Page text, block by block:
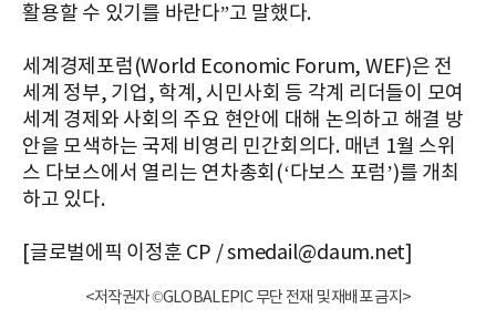
활용할 수 있기를 바란다”고 말했다.
세계경제포럼(World Economic Forum, WEF)은 전
세계 정부, 기업, 학계, 시민사회 등 각계 리더들이 모여
세계 경제와 사회의 주요 현안에 대해 논의하고 해결 방
안을 모색하는 국제 비영리 민간회의다. 매년 1월 스위
스 다보스에서 열리는 연차총회(‘다보스 포럼’)를 개최
하고 있다.
[글로벌에픽 이정훈 CP / smedail@daum.net]
<저작권자 ©GLOBALEPIC 무단 전재 및 재배포 금지>